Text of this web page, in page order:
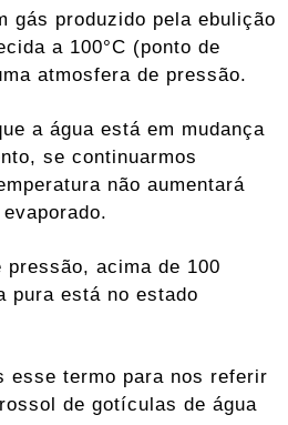
gás produzido pela ebulição
a 100°C (ponto de
atmosfera de pressão.
a água está em mudança
se continuarmos
não aumentará
acima de 100
pura está no estado
esse termo para nos referir
de gotículas de água